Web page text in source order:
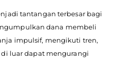
tantangan terbesar bagi
dana membeli
impulsif, mengikuti tren,
luar dapat mengurangi